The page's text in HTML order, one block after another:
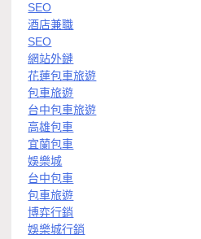
SEO
酒店兼職
SEO
網站外鏈
花蓮包車旅遊
包車旅遊
台中包車旅遊
高雄包車
宜蘭包車
娛樂城
台中包車
包車旅遊
博弈行銷
娛樂城行銷